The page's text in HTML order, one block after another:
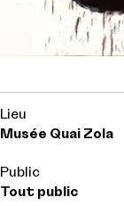
Lieu
Musée Quai Zola
Public
Tout public